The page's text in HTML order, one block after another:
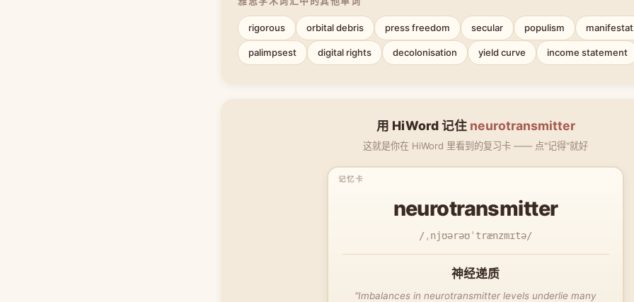
rigorous orbital debris press freedom secular populism
palimpsest digital rights decolonisation yield curve income statement
用 HiWord 记住 neurotransmitter
这就是你在 HiWord 里看到的复习卡 —— 点"记得"就好
neurotransmitter
/ˌnjʊərəʊˈtrænzmɪtə/
神经递质
"Imbalances in neurotransmitter levels underlie many